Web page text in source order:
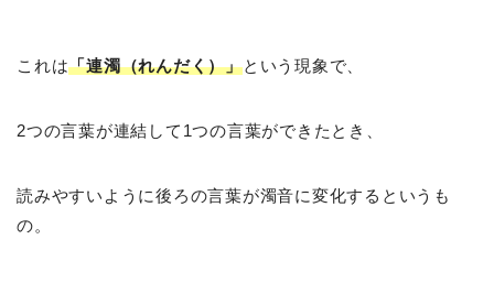
これは「連濁（れんだく）」という現象で、
2つの言葉が連結して1つの言葉ができたとき、
読みやすいように後ろの言葉が濁音に変化するというも
の。